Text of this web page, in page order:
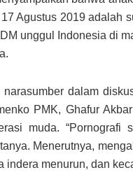
Agustus 2019 adalah
unggul Indonesia di
narasumber dalam
PMK, Ghafur
muda.
Menerutnya,
indera menurun, dan